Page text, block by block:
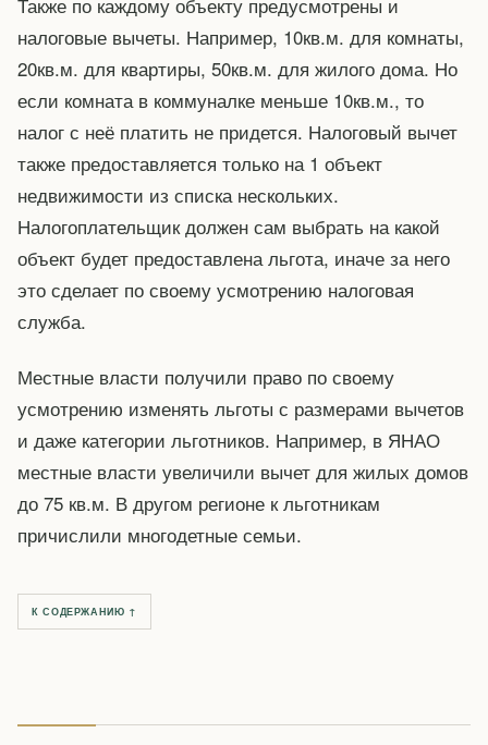
налоговые вычеты. Например, 10кв.м. для комнаты,
20кв.м. для квартиры, 50кв.м. для жилого дома. Но
если комната в коммуналке меньше 10кв.м., то
налог с неё платить не придется. Налоговый вычет
также предоставляется только на 1 объект
недвижимости из списка нескольких.
Налогоплательщик должен сам выбрать на какой
объект будет предоставлена льгота, иначе за него
это сделает по своему усмотрению налоговая
служба.
Местные власти получили право по своему
усмотрению изменять льготы с размерами вычетов
и даже категории льготников. Например, в ЯНАО
местные власти увеличили вычет для жилых домов
до 75 кв.м. В другом регионе к льготникам
причислили многодетные семьи.
К СОДЕРЖАНИЮ ↑